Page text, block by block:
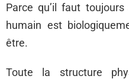
Parce qu’il faut
humain est
être.
Toute la structure